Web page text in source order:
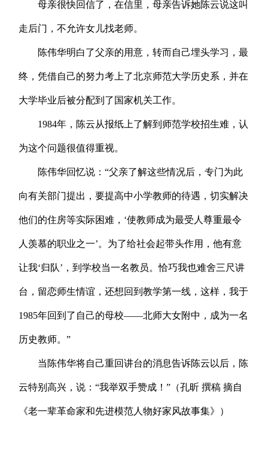
母亲很快回信了，在信里，母亲告诉她陈云说这叫
走后门，不允许女儿找老师。
陈伟华明白了父亲的用意，转而自己埋头学习，最
终，凭借自己的努力考上了北京师范大学历史系，并在
大学毕业后被分配到了国家机关工作。
1984年，陈云从报纸上了解到师范学校招生难，认
为这个问题很值得重视。
陈伟华回忆说：“父亲了解这些情况后，专门为此
向有关部门提出，要提高中小学教师的待遇，切实解决
他们的住房等实际困难，‘使教师成为最受人尊重最令
人羡慕的职业之一’。为了给社会起带头作用，他有意
让我‘归队’，到学校当一名教员。恰巧我也难舍三尺讲
台，留恋师生情谊，还想回到教学第一线，这样，我于
1985年回到了自己的母校——北师大女附中，成为一名
历史教师。”
当陈伟华将自己重回讲台的消息告诉陈云以后，陈
云特别高兴，说：“我举双手赞成！”（孔昕 撰稿 摘自
《老一辈革命家和先进模范人物好家风故事集》）